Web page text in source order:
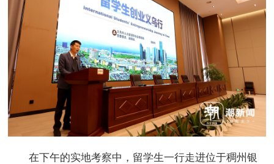
在下午的实地考察中，留学生一行走进位于稠州银